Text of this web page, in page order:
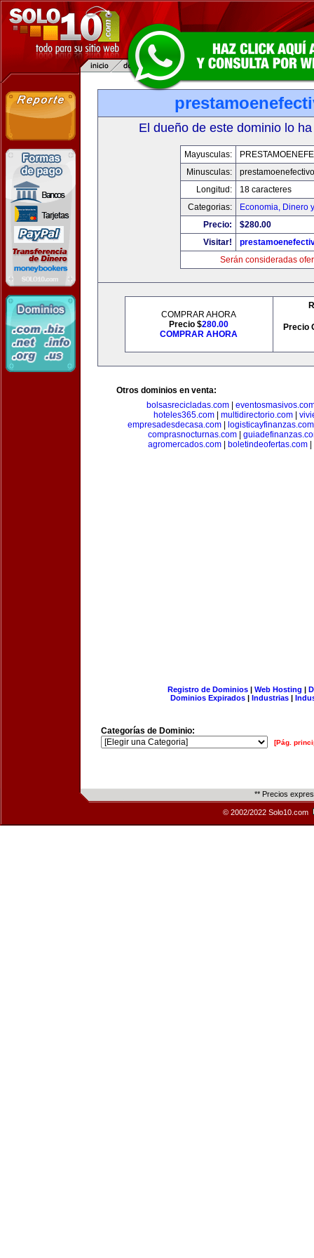
El dueño de este dominio lo
Mayusculas:
Minusculas:
Longitud:
18 caracteres
Categorias:
Economia, Dinero
Precio:
$280.00
Visitar!
Serán consideradas
COMPRAR AHORA
Precio $280.00
COMPRAR AHORA
Precio
Otros dominios en venta:
bolsasrecicladas.com|
hoteles365.com
multidirectorio.com
empresadesdecasa.com
logisticayfinanzas.com
comprasnocturnas.com
agromercados.com
boletindeofertas.com
Registro de Dominios| Web Hosting |
Dominios Expirados | Industrias |
Categorías de Dominio:
[Pág.
** Precios
© 2002/2022 Solo10.com